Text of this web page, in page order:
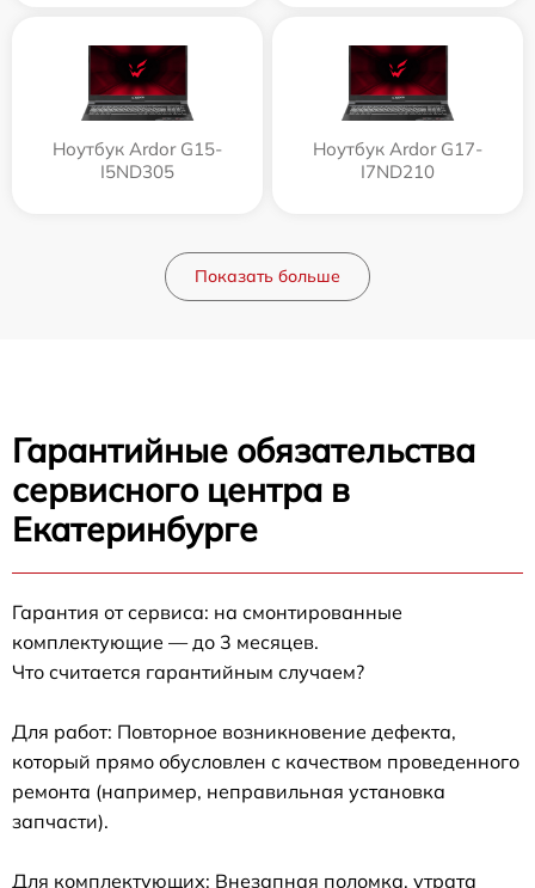
Ноутбук Ardor G15-
I5ND305
Ноутбук Ardor G17-
I7ND210
Показать больше
Гарантийные обязательства
сервисного центра в
Екатеринбурге
Гарантия от сервиса: на смонтированные
комплектующие — до 3 месяцев.
Что считается гарантийным случаем?
Для работ: Повторное возникновение дефекта,
который прямо обусловлен с качеством проведенного
ремонта (например, неправильная установка
запчасти).
Для комплектующих: Внезапная поломка, утрата